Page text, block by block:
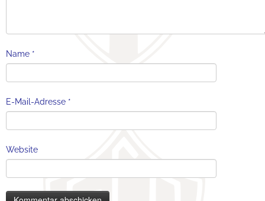
Name *
E-Mail-Adresse *
Website